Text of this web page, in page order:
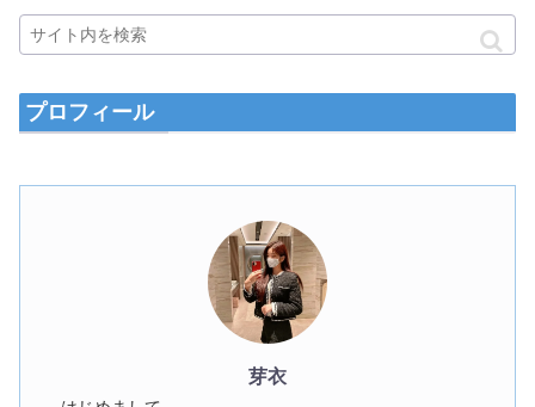
プロフィール
芽衣